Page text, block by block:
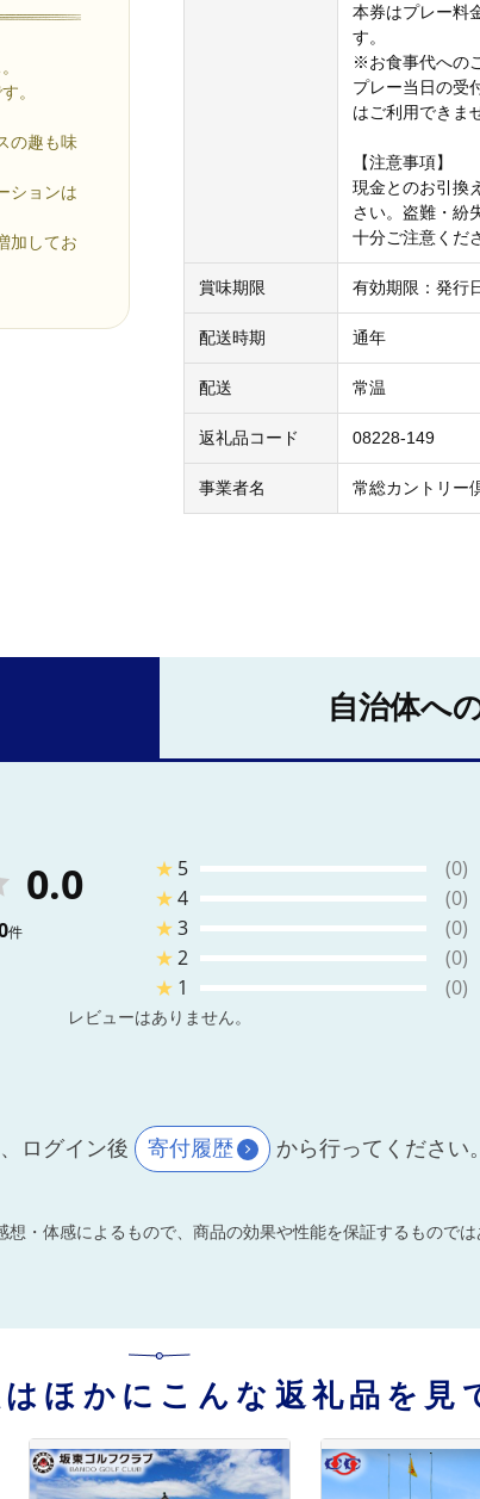
。
の趣も味
ションは
加してお
本券はプレー料
す。
※お食事代への
プレー当日の受
はご利用できま
【注意事項】
現金とのお引換
さい。盗難・紛
十分ご注意くだ
賞味期限 有効期限：発行
配送時期 通年
配送 常温
返礼品コード 08228-149
事業者名 常総カントリー
自治体へ
0.0
件
★ 5
(0)
★4
(0)
★3
(0)
★2
(0)
★ 1 (0)
レビューはありません。
ログイン後 寄付履歴 から行ってください。
・体感によるもので、商品の効果や性能を保証するものでは
ほかにこんな返礼品を見